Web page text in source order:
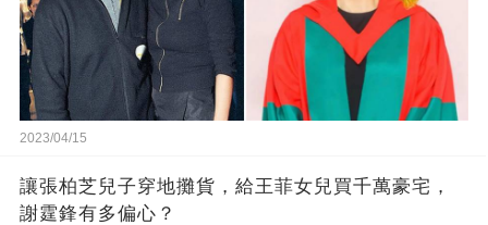
2023/04/15
讓張柏芝兒子穿地攤貨，給王菲女兒買千萬豪宅，
謝霆鋒有多偏心？